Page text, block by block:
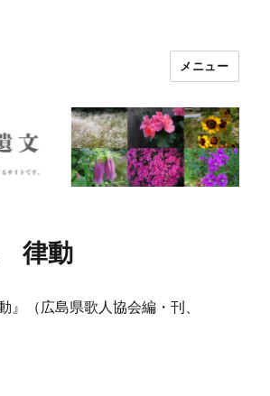
メニュー
律動
』（広島県歌人協会編・刊、